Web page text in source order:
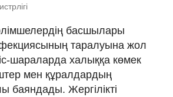
басшылары
таралуына жол
шараларда халыққа көмек
мен құралдардың
баяндады. Жергілікті